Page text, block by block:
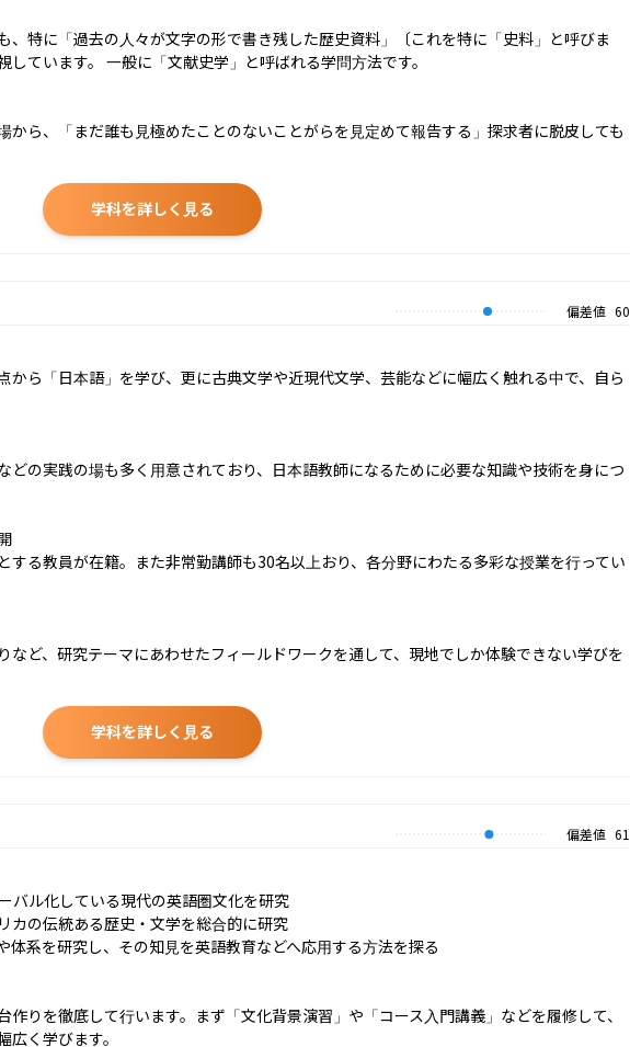
、特に「過去の人々が文字の形で書き残した歴史資料」〔これを特に「史料」と呼びま
ています。 一般に「文献史学」と呼ばれる学問方法です。
から、「まだ誰も見極めたことのないことがらを見定めて報告する」探求者に脱皮しても
学科を詳しく見る
偏差値 60
ら「日本語」を学び、更に古典文学や近現代文学、芸能などに幅広く触れる中で、自ら
どの実践の場も多く用意されており、日本語教師になるために必要な知識や技術を身につ
する教員が在籍。また非常勤講師も30名以上おり、各分野にわたる多彩な授業を行ってい
ど、研究テーマにあわせたフィールドワークを通して、現地でしか体験できない学びを
学科を詳しく見る
偏差値 61
バル化している現代の英語圏文化を研究
カの伝統ある歴史・文学を総合的に研究
系を研究し、その知見を英語教育などへ応用する方法を探る
りを徹底して行います。まず「文化背景演習」や「コース入門講義」などを履修して、
く学びます。